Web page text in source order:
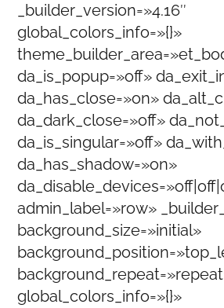
_builder_version=»4.16″
global_colors_info=»{}»
da_is_popup=»off»
da_has_close=»on»
da_dark_close=»off»
da_is_singular=»off»
da_has_shadow=»on»
admin_label=»row»
background_size=»initial»
global_colors_info=»{}»